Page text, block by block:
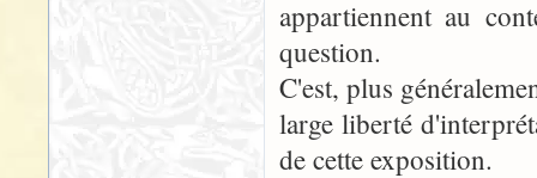
appartiennent au
question.
C'est, plus
large liberté
de cette exposition.